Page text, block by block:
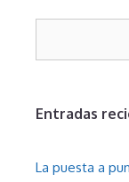
Entradas
La puesta a